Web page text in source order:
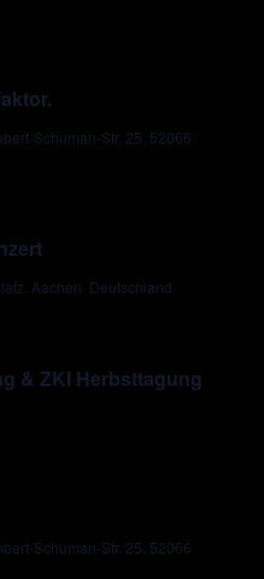
Schuman-Str. 25, 52066
Aachen, Deutschland
& ZKI Herbsttagung
Schuman-Str. 25, 52066